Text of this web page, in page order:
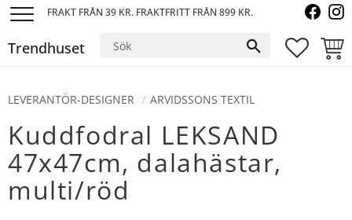
FRAKT FRÅN 39 KR. FRAKTFRITT FRÅN 899 KR.
Trendhuset
LEVERANTÖR-DESIGNER ARVIDSSONS TEXTIL
Kuddfodral LEKSAND
47x47cm, dalahästar,
multi/röd